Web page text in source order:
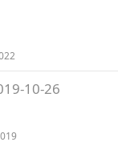
10-26